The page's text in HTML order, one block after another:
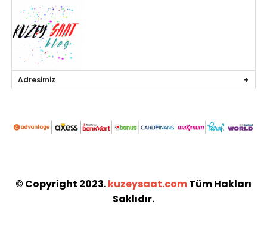
Adresimiz
© Copyright 2023.kuzeysaat.comTüm Hakları
Saklıdır.